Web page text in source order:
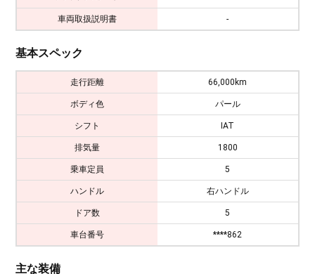
車両取扱説明書 -
基本スペック
走行距離 66,000km
ボディ色 パール
シフト IAT
排気量 1800
乗車定員 5
ハンドル 右ハンドル
ドア数 5
車台番号 ****862
主な装備